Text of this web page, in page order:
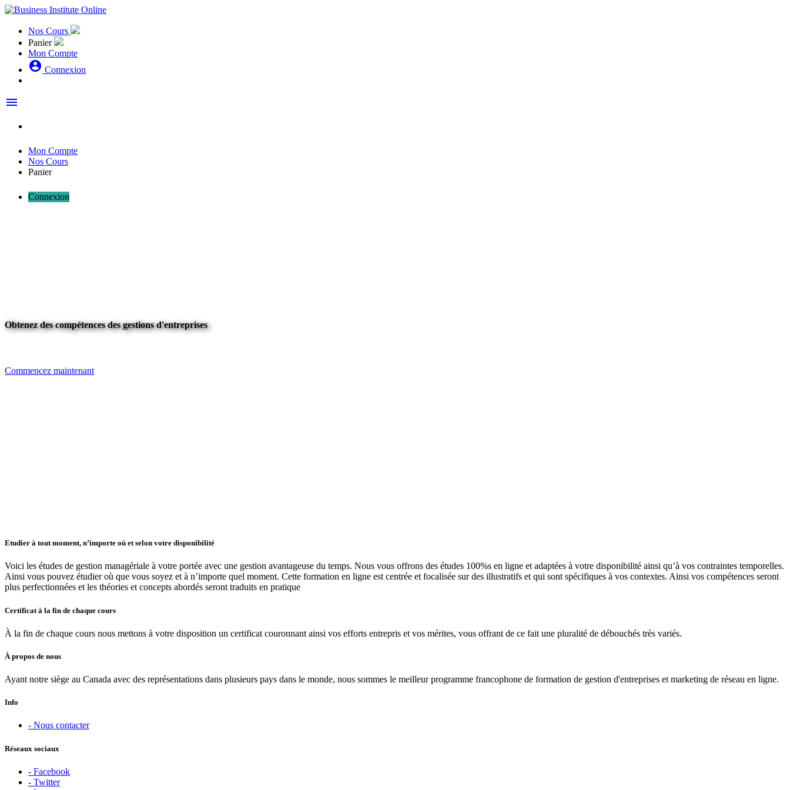
Nos Cours
Panier
Mon Compte
account_circle Connexion
menu
Mon Compte
Nos Cours
Panier
Connexion
Obtenez des compétences des gestions d'entreprises
Commencez maintenant
Etudier à tout moment, n’importe où et selon votre disponibilité
Voici les études de gestion managériale à votre portée avec une gestion avantageuse du temps. Nous vous offrons des études 100%s en ligne et adaptées à votre disponibilité ainsi qu’à vos contraintes temporelles.
Ainsi vous pouvez étudier où que vous soyez et à n’importe quel moment. Cette formation en ligne est centrée et focalisée sur des illustratifs et qui sont spécifiques à vos contextes. Ainsi vos compétences seront
plus perfectionnées et les théories et concepts abordés seront traduits en pratique
Certificat à la fin de chaque cours
À la fin de chaque cours nous mettons à votre disposition un certificat couronnant ainsi vos efforts entrepris et vos mérites, vous offrant de ce fait une pluralité de débouchés très variés.
À propos de nous
Ayant notre siège au Canada avec des représentations dans plusieurs pays dans le monde, nous sommes le meilleur programme francophone de formation de gestion d'entreprises et marketing de réseau en ligne.
Info
- Nous contacter
Réseaux sociaux
- Facebook
- Twitter